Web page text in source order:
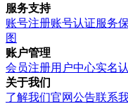
服务支持
账号注册账号认证服务
图
账户管理
会员注册用户中心实名
关于我们
了解我们官网公告联系